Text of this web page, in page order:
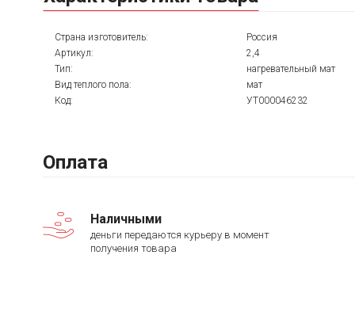
Страна изготовитель:
Россия
Артикул:
2,4
Тип:
нагревательный мат
Вид теплого пола:
мат
Код:
УТ000046232
Оплата
Наличными
деньги передаются курьеру в момент
получения товара